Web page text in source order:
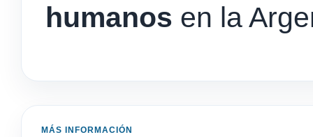
humanos en la
MÁS INFORMACIÓN